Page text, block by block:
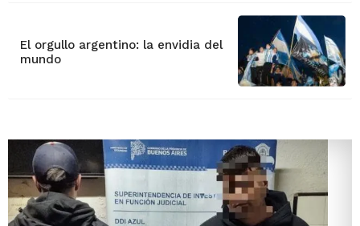
El orgullo argentino: la envidia del
mundo